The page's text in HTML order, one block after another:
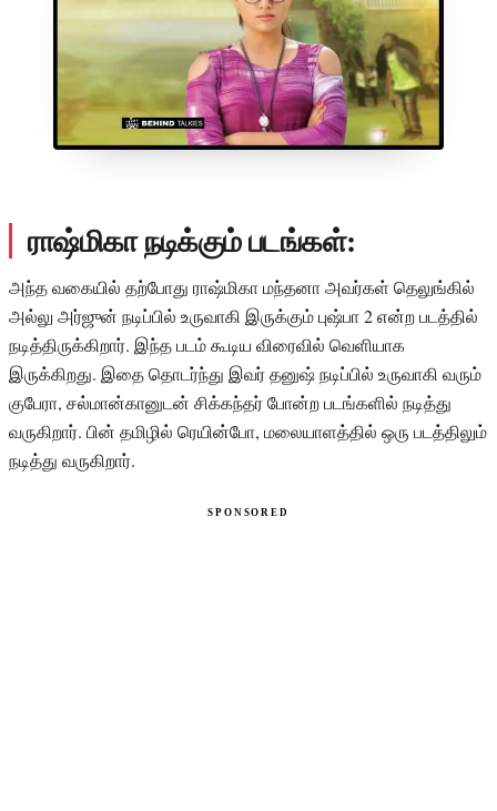
ராஷ்மிகா நடிக்கும் படங்கள்:
அந்த வகையில் தற்போது ராஷ்மிகா மந்தனா அவர்கள் தெலுங்கில்
அல்லு அர்ஜுன் நடிப்பில் உருவாகி இருக்கும் புஷ்பா 2 என்ற படத்தில்
நடித்திருக்கிறார். இந்த படம் கூடிய விரைவில் வெளியாக
இருக்கிறது. இதை தொடர்ந்து இவர் தனுஷ் நடிப்பில் உருவாகி வரும்
குபேரா, சல்மான்கானுடன் சிக்கந்தர் போன்ற படங்களில் நடித்து
வருகிறார். பின் தமிழில் ரெயின்போ, மலையாளத்தில் ஒரு படத்திலும்
நடித்து வருகிறார்.